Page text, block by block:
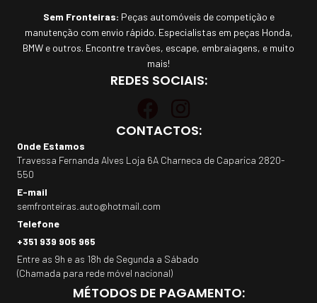
Sem Fronteiras: Peças automóveis de competição e
manutenção com envio rápido. Especialistas em peças Honda,
BMW e outros. Encontre travões, escape, embraiagens, e muito
mais!
REDES SOCIAIS:
CONTACTOS:
Onde Estamos
Travessa Fernanda Alves Loja 6A Charneca de Caparica 2820-
550
E-mail
semfronteiras.auto@hotmail.com
Telefone
+351 939 905 965
Entre as 9h e as 18h de Segunda a Sábado
(Chamada para rede móvel nacional)
MÉTODOS DE PAGAMENTO: